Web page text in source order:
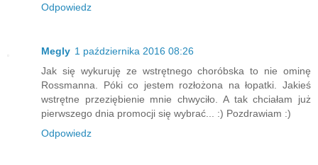
Odpowiedz
Megly 1 października 2016 08:26
Jak się wykuruję ze wstrętnego choróbska to nie ominę
Rossmanna. Póki co jestem rozłożona na łopatki. Jakieś
wstrętne przeziębienie mnie chwyciło. A tak chciałam już
pierwszego dnia promocji się wybrać... :) Pozdrawiam :)
Odpowiedz